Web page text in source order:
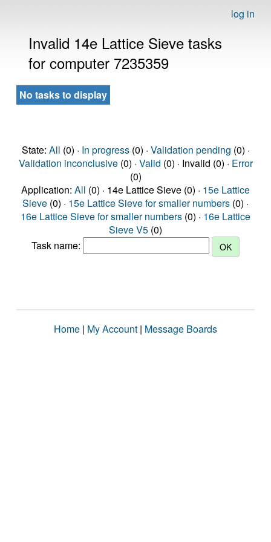
log in
Invalid 14e Lattice Sieve tasks
for computer 7235359
No tasks to display
State: All (0) · In progress(0) · Validation pending (0) ·
Validation inconclusive(0) · Valid (0) · Invalid (0) · Error
(0)
Application: All (0) · 14e Lattice Sieve (0) · 15e Lattice
Sieve (0) · 15e Lattice Sieve for smaller numbers (0) ·
16e Lattice Sieve for smaller numbers (0) · 16e Lattice
Sieve V5 (0)
Task name:
Home | My Account | Message Boards